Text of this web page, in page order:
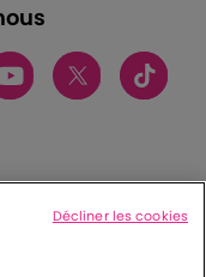
Décliner les cookies